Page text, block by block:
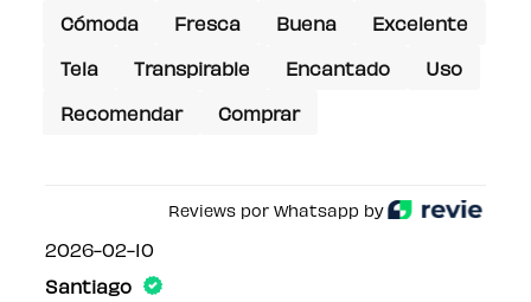
Cómoda Fresca Buena
Excelente
Tela
Transpirable Encantado
Uso
Recomendar
Comprar
Reviews por Whatsapp by
2026-02-10
Santiago